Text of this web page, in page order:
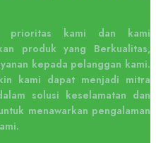
prioritas kami dan kami
produk yang Berkualitas,
kepada pelanggan kami.
kami dapat menjadi mitra
solusi keselamatan dan
menawarkan pengalaman